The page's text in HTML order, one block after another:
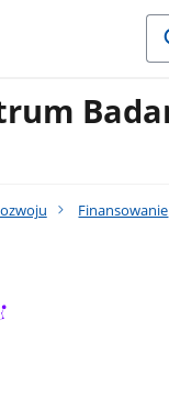
Finansowanie